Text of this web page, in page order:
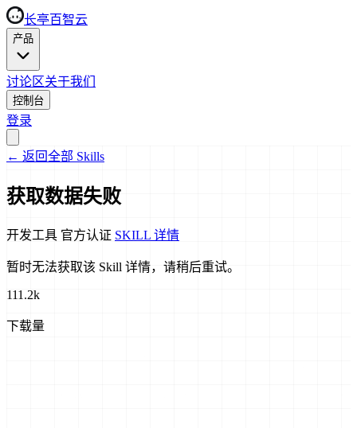
长亭百智云
产品
讨论区关于我们
控制台
登录
← 返回全部 Skills
获取数据失败
开发工具 官方认证 SKILL 详情
暂时无法获取该 Skill 详情，请稍后重试。
111.2k
下载量